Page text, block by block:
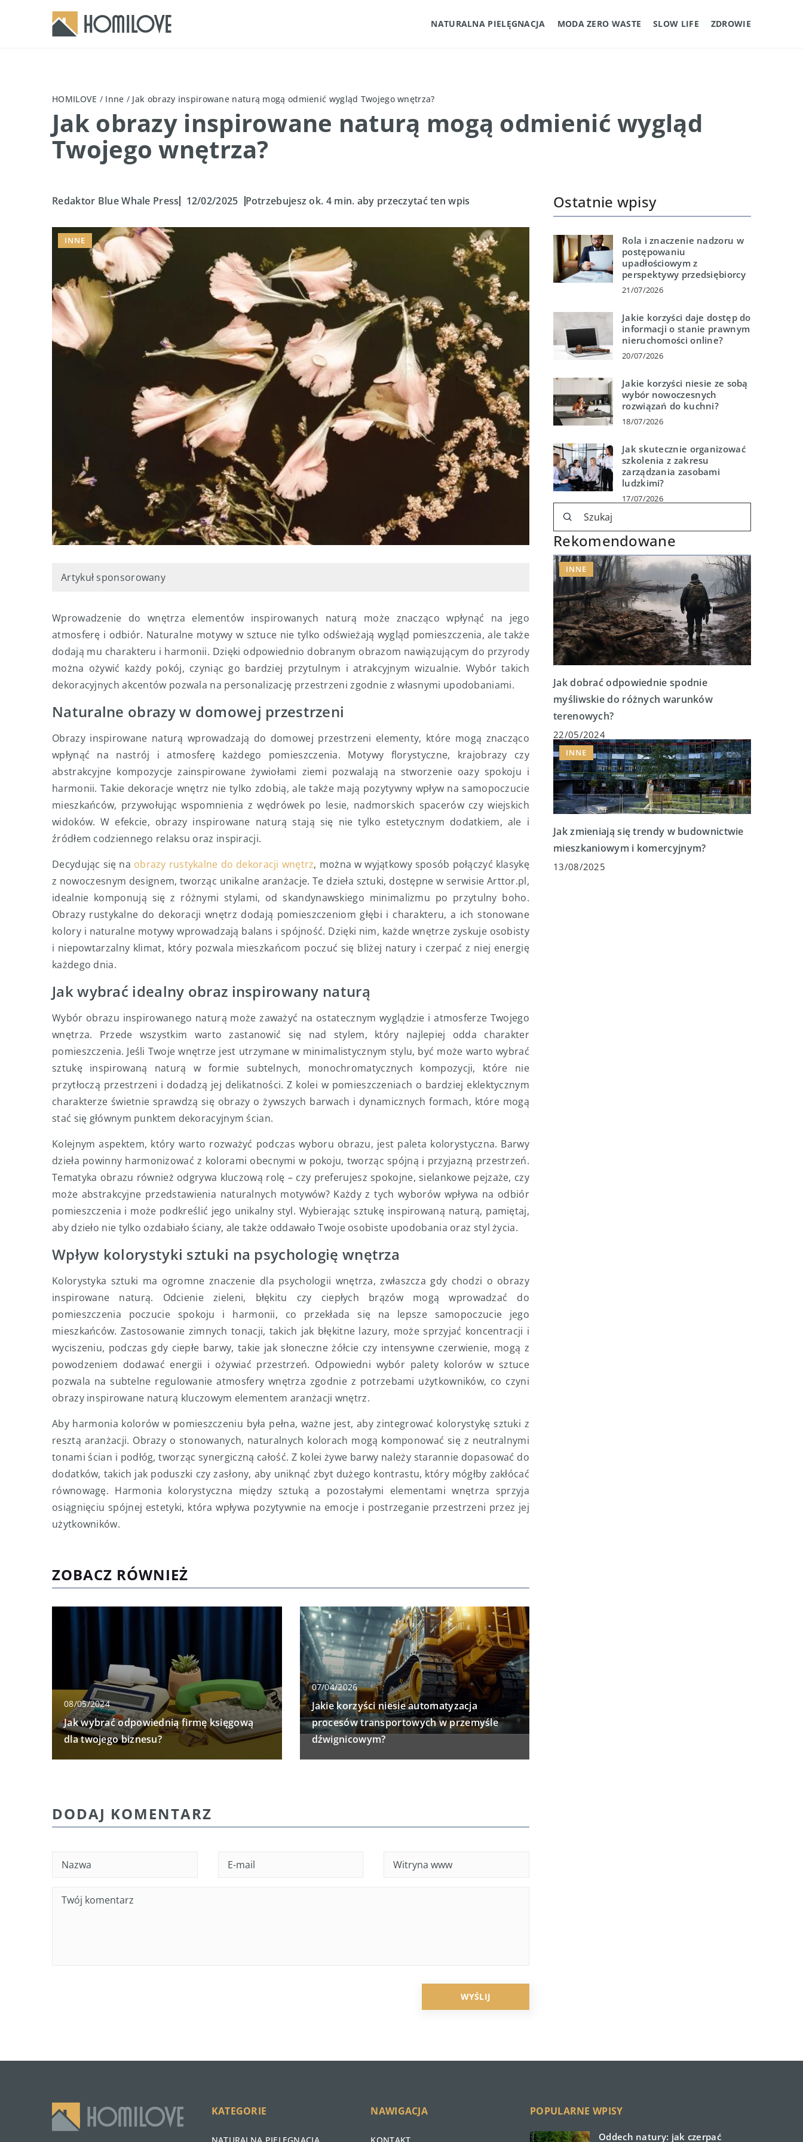
NATURALNA PIELĘGNACJA MODA ZERO WASTE SLOW LIFE ZDROWIE
HOMILOVE / Inne / Jak obrazy inspirowane naturą mogą odmienić wygląd Twojego wnętrza?
Jak obrazy inspirowane naturą mogą odmienić wygląd
Twojego wnętrza?
Redaktor Blue Whale Press 12/02/2025 Potrzebujesz ok. 4 min. aby przeczytać ten wpis
INNE
Artykuł sponsorowany
Wprowadzenie do wnętrza elementów inspirowanych naturą może znacząco wpłynąć na jego
atmosferę i odbiór. Naturalne motywy w sztuce nie tylko odświeżają wygląd pomieszczenia, ale także
dodają mu charakteru i harmonii. Dzięki odpowiednio dobranym obrazom nawiązującym do przyrody
można ożywić każdy pokój, czyniąc go bardziej przytulnym i atrakcyjnym wizualnie. Wybór takich
dekoracyjnych akcentów pozwala na personalizację przestrzeni zgodnie z własnymi upodobaniami.
Naturalne obrazy w domowej przestrzeni
Obrazy inspirowane naturą wprowadzają do domowej przestrzeni elementy, które mogą znacząco
wpłynąć na nastrój i atmosferę każdego pomieszczenia. Motywy florystyczne, krajobrazy czy
abstrakcyjne kompozycje zainspirowane żywiołami ziemi pozwalają na stworzenie oazy spokoju i
harmonii. Takie dekoracje wnętrz nie tylko zdobią, ale także mają pozytywny wpływ na samopoczucie
mieszkańców, przywołując wspomnienia z wędrówek po lesie, nadmorskich spacerów czy wiejskich
widoków. W efekcie, obrazy inspirowane naturą stają się nie tylko estetycznym dodatkiem, ale i
źródłem codziennego relaksu oraz inspiracji.
Decydując się na obrazy rustykalne do dekoracji wnętrz, można w wyjątkowy sposób połączyć klasykę
z nowoczesnym designem, tworząc unikalne aranżacje. Te dzieła sztuki, dostępne w serwisie Arttor.pl,
idealnie komponują się z różnymi stylami, od skandynawskiego minimalizmu po przytulny boho.
Obrazy rustykalne do dekoracji wnętrz dodają pomieszczeniom głębi i charakteru, a ich stonowane
kolory i naturalne motywy wprowadzają balans i spójność. Dzięki nim, każde wnętrze zyskuje osobisty
i niepowtarzalny klimat, który pozwala mieszkańcom poczuć się bliżej natury i czerpać z niej energię
każdego dnia.
Jak wybrać idealny obraz inspirowany naturą
Wybór obrazu inspirowanego naturą może zaważyć na ostatecznym wyglądzie i atmosferze Twojego
wnętrza. Przede wszystkim warto zastanowić się nad stylem, który najlepiej odda charakter
pomieszczenia. Jeśli Twoje wnętrze jest utrzymane w minimalistycznym stylu, być może warto wybrać
sztukę inspirowaną naturą w formie subtelnych, monochromatycznych kompozycji, które nie
przytłoczą przestrzeni i dodadzą jej delikatności. Z kolei w pomieszczeniach o bardziej eklektycznym
charakterze świetnie sprawdzą się obrazy o żywszych barwach i dynamicznych formach, które mogą
stać się głównym punktem dekoracyjnym ścian.
Kolejnym aspektem, który warto rozważyć podczas wyboru obrazu, jest paleta kolorystyczna. Barwy
dzieła powinny harmonizować z kolorami obecnymi w pokoju, tworząc spójną i przyjazną przestrzeń.
Tematyka obrazu również odgrywa kluczową rolę – czy preferujesz spokojne, sielankowe pejzaże, czy
może abstrakcyjne przedstawienia naturalnych motywów? Każdy z tych wyborów wpływa na odbiór
pomieszczenia i może podkreślić jego unikalny styl. Wybierając sztukę inspirowaną naturą, pamiętaj,
aby dzieło nie tylko ozdabiało ściany, ale także oddawało Twoje osobiste upodobania oraz styl życia.
Wpływ kolorystyki sztuki na psychologię wnętrza
Kolorystyka sztuki ma ogromne znaczenie dla psychologii wnętrza, zwłaszcza gdy chodzi o obrazy
inspirowane naturą. Odcienie zieleni, błękitu czy ciepłych brązów mogą wprowadzać do
pomieszczenia poczucie spokoju i harmonii, co przekłada się na lepsze samopoczucie jego
mieszkańców. Zastosowanie zimnych tonacji, takich jak błękitne lazury, może sprzyjać koncentracji i
wyciszeniu, podczas gdy ciepłe barwy, takie jak słoneczne żółcie czy intensywne czerwienie, mogą z
powodzeniem dodawać energii i ożywiać przestrzeń. Odpowiedni wybór palety kolorów w sztuce
pozwala na subtelne regulowanie atmosfery wnętrza zgodnie z potrzebami użytkowników, co czyni
obrazy inspirowane naturą kluczowym elementem aranżacji wnętrz.
Aby harmonia kolorów w pomieszczeniu była pełna, ważne jest, aby zintegrować kolorystykę sztuki z
resztą aranżacji. Obrazy o stonowanych, naturalnych kolorach mogą komponować się z neutralnymi
tonami ścian i podłóg, tworząc synergiczną całość. Z kolei żywe barwy należy starannie dopasować do
dodatków, takich jak poduszki czy zasłony, aby uniknąć zbyt dużego kontrastu, który mógłby zakłócać
równowagę. Harmonia kolorystyczna między sztuką a pozostałymi elementami wnętrza sprzyja
osiągnięciu spójnej estetyki, która wpływa pozytywnie na emocje i postrzeganie przestrzeni przez jej
użytkowników.
ZOBACZ RÓWNIEŻ
08/05/2024
Jak wybrać odpowiednią firmę księgową
dla twojego biznesu?
07/04/2026
Jakie korzyści niesie automatyzacja
procesów transportowych w przemyśle
dźwignicowym?
Ostatnie wpisy
Rola i znaczenie nadzoru w
postępowaniu
upadłościowym z
perspektywy przedsiębiorcy
21/07/2026
Jakie korzyści daje dostęp do
informacji o stanie prawnym
nieruchomości online?
20/07/2026
Jakie korzyści niesie ze sobą
wybór nowoczesnych
rozwiązań do kuchni?
18/07/2026
Jak skutecznie organizować
szkolenia z zakresu
zarządzania zasobami
ludzkimi?
17/07/2026
Rekomendowane
INNE
Jak dobrać odpowiednie spodnie
myśliwskie do różnych warunków
terenowych?
22/05/2024
INNE
Jak zmieniają się trendy w budownictwie
mieszkaniowym i komercyjnym?
13/08/2025
DODAJ KOMENTARZ
KATEGORIE NAWIGACJA POPULARNE WPISY
Oddech natury: jak czerpać